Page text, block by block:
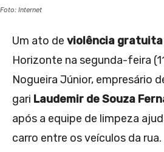
Foto: Internet
Um ato de violência gratuita
Horizonte na segunda-feira
Nogueira Júnior, empresário
gari Laudemir de Souza
após a equipe de limpeza
carro entre os veículos da rua.